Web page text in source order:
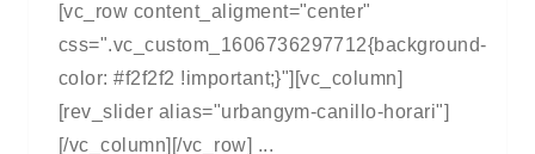
[vc_row content_aligment="center"
css=".vc_custom_1606736297712{background-
color: #f2f2f2 !important;}"][vc_column]
[rev_slider alias="urbangym-canillo-horari"]
[/vc_column][/vc_row] ...